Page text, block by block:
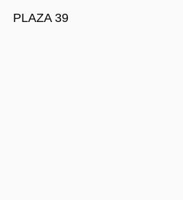
PLAZA 39